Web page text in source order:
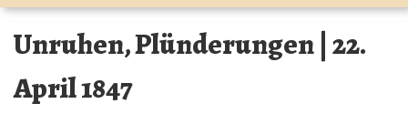
Unruhen, Plünderungen | 22.
April 1847